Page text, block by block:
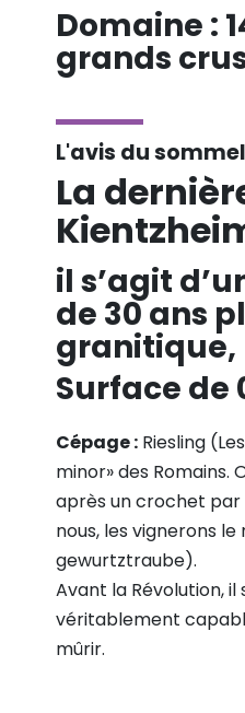
Domaine :
grands
L'avis du
La
il s’agit
de 30 ans
granitique,
Surface de
Cépage : Riesling
minor» des Romains.
après un crochet par
nous, les vignerons
gewurtztraube).
Avant la Révolution, il
véritablement
mûrir.